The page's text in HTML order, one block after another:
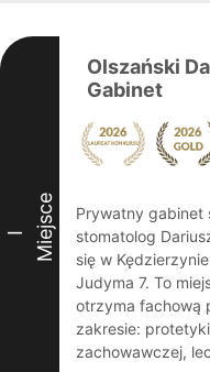
I Miejsce
Olszański
Gabinet
Prywatny gabinet
stomatolog
się w
Judyma 7. To
otrzyma fachową
zakresie:
zachowawczej,